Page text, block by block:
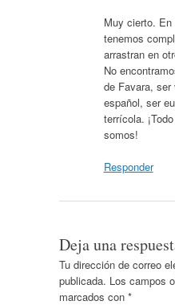
Muy cierto. En
tenemos
arrastran en
No
de Favara,
español, ser
terrícola.
somos!
Responder
Deja una
Tu dirección de correo
publicada. Los campos
marcados con *